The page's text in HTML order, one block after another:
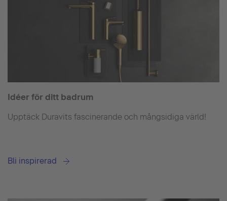
Idéer för ditt badrum
Upptäck Duravits fascinerande och mångsidiga värld!
Bli inspirerad